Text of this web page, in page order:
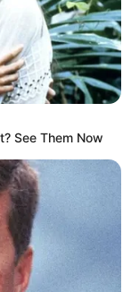
auch mal
weitere Kalauer
Startseite
See Them Now